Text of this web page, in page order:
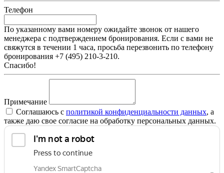
Телефон
По указанному вами номеру ожидайте звонок от нашего
менеджера с подтверждением бронирования. Если с вами не
свяжутся в течении 1 часа, просьба перезвонить по телефону
бронирования +7 (495) 210-3-210.
Спасибо!
Примечание
Соглашаюсь c политикой конфиденциальности данных, а
также даю свое согласие на обработку персональных данных.